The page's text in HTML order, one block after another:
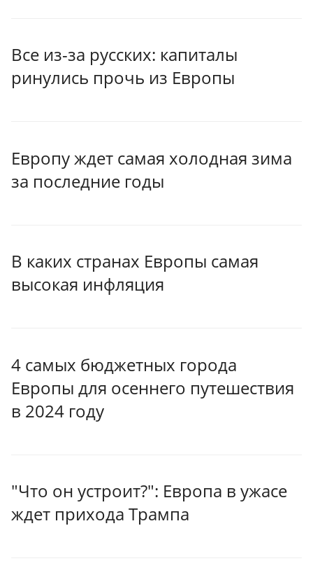
Все из-за русских: капиталы
ринулись прочь из Европы
Европу ждет самая холодная зима
за последние годы
В каких странах Европы самая
высокая инфляция
4 самых бюджетных города
Европы для осеннего путешествия
в 2024 году
"Что он устроит?": Европа в ужасе
ждет прихода Трампа